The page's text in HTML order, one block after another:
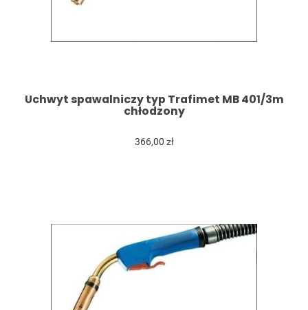
Uchwyt spawalniczy typ Trafimet MB 401/3m
chłodzony
366,00 zł